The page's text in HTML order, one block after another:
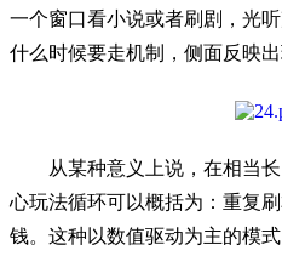
一个窗口看小说或者刷剧，光听
什么时候要走机制，侧面反映出
从某种意义上说，在相当
心玩法循环可以概括为：重复
钱。这种以数值驱动为主的模